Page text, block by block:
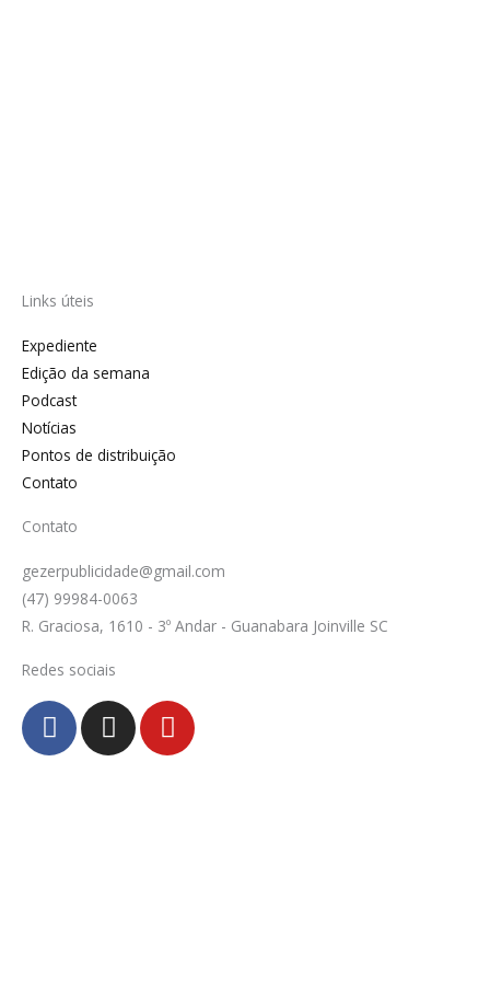
Links úteis
Expediente
Edição da semana
Podcast
Notícias
Pontos de distribuição
Contato
Contato
gezerpublicidade@gmail.com
(47) 99984-0063
R. Graciosa, 1610 - 3º Andar - Guanabara Joinville SC
Redes sociais
F
a
c
I
n
s
Y
o
u